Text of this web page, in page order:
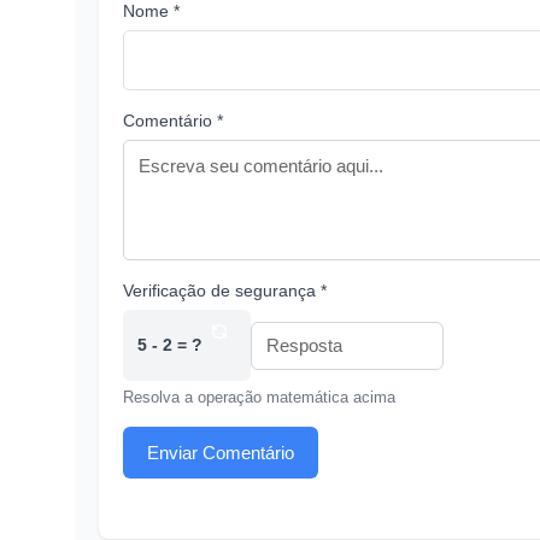
Nome *
Comentário *
Verificação de segurança *
5 - 2 = ?
Resolva a operação matemática acima
Enviar Comentário